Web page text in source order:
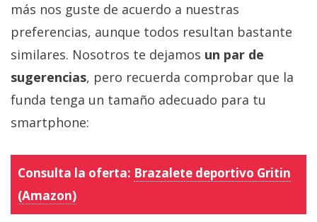
más nos guste de acuerdo a nuestras
preferencias, aunque todos resultan bastante
similares. Nosotros te dejamos un par de
sugerencias, pero recuerda comprobar que la
funda tenga un tamaño adecuado para tu
smartphone:
Consulta la oferta: Brazalete deportivo Gritin
(Amazon)